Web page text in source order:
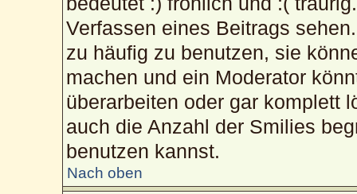
Verfassen eines Beitrags
zu häufig zu benutzen, sie
machen und ein Moderator
überarbeiten oder gar komplett
auch die Anzahl der Smilies
benutzen kannst.
Nach oben